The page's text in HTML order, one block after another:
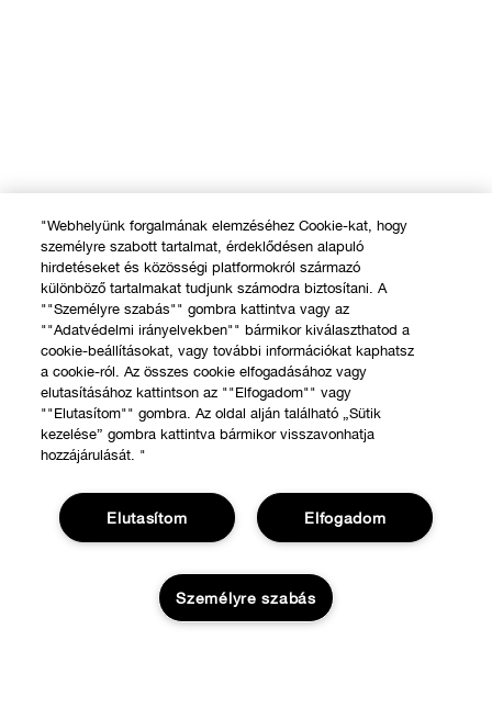
"Webhelyünk forgalmának elemzéséhez Cookie-kat, hogy
személyre szabott tartalmat, érdeklődésen alapuló
hirdetéseket és közösségi platformokról származó
különböző tartalmakat tudjunk számodra biztosítani. A
""Személyre szabás"" gombra kattintva vagy az
""Adatvédelmi irányelvekben"" bármikor kiválaszthatod a
cookie-beállításokat, vagy további információkat kaphatsz
a cookie-ról. Az összes cookie elfogadásához vagy
elutasításához kattintson az ""Elfogadom"" vagy
""Elutasítom"" gombra. Az oldal alján található „Sütik
kezelése” gombra kattintva bármikor visszavonhatja
hozzájárulását. "
Elfogadom
Elutasítom
Személyre szabás